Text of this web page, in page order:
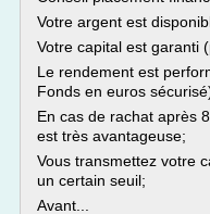
Votre argent est
Votre capital est garanti
Le rendement est
Fonds en euros
En cas de rachat après
est très avantageuse;
Vous transmettez votre
un certain seuil;
Avant...